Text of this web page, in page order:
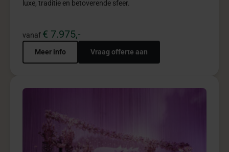
luxe, traditie en betoverende sfeer.
vanaf € 7.975,-
Meer info Vraag offerte aan